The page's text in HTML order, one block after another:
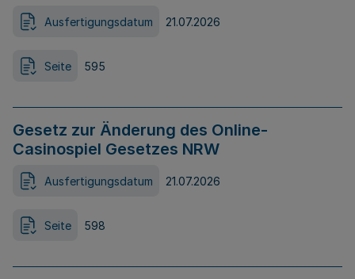
Ausfertigungsdatum 21.07.2026
Seite 595
Gesetz zur Änderung des Online-
Casinospiel Gesetzes NRW
Ausfertigungsdatum 21.07.2026
Seite 598